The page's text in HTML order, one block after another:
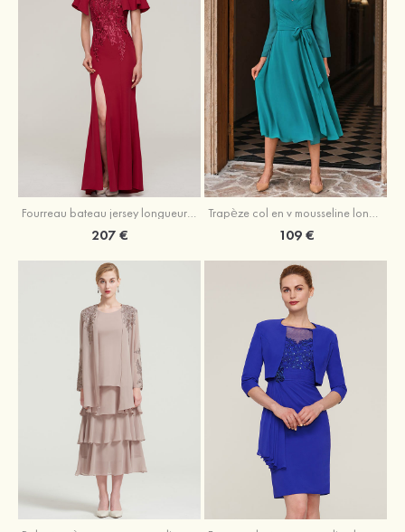
Fourreau bateau jersey longueur ras du sol robe de mère de la mariée avec appliqué fendue
207 €
Trapèze col en v mousseline longueur mollet robe de mère de la mariée avec plissé ceintures
109 €